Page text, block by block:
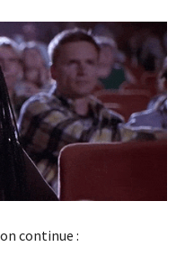
continue :